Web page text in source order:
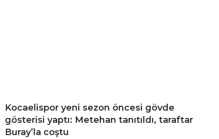
Kocaelispor yeni sezon öncesi gövde
gösterisi yaptı: Metehan tanıtıldı, taraftar
Buray’la coştu